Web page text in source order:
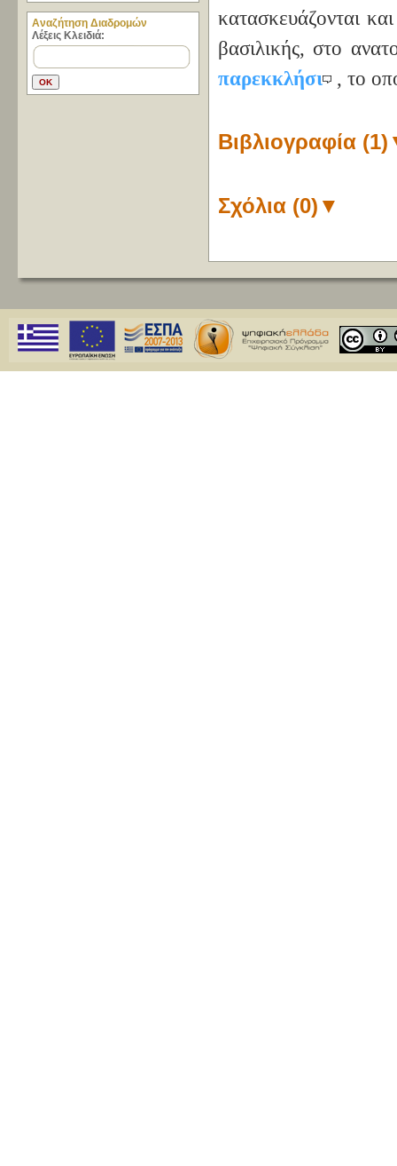
Aναζήτηση Διαδρομών
Λέξεις Κλειδιά:
κατασκευάζονται
βασιλικής, στο
παρεκκλήσι
, το
Βιβλιογραφία (1)
Σχόλια (0) ▼